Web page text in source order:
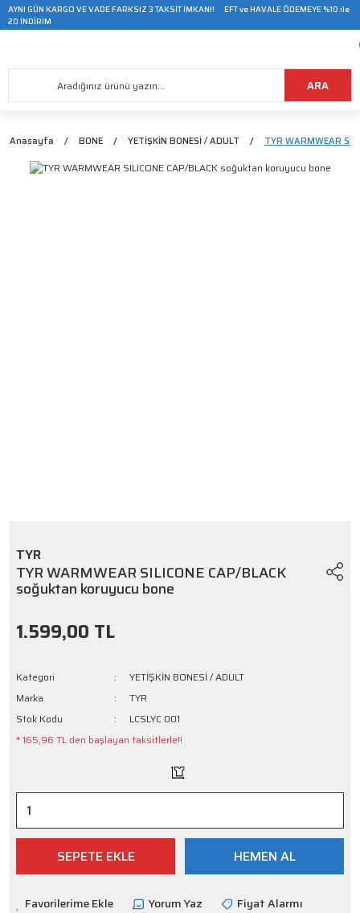
AYNI GÜN KARGO VE VADE FARKSIZ 3 TAKSİT İMKANI! EFT ve HAVALE ÖDEMEYE %10 ile
20 İNDİRİM
ARA
Anasayfa BONE YETİŞKİN BONESİ / ADULT TYR WARMWEAR
TYR
TYR WARMWEAR SILICONE CAP/BLACK
soğuktan koruyucu bone
1.599,00 TL
Kategori
YETİŞKİN BONESİ / ADULT
Marka
TYR
Stok Kodu
LCSLYC 001
* 165,96 TL den başlayan taksitlerle!!
SEPETE EKLE HEMEN AL
Yorum Yaz Fiyat Alarmı